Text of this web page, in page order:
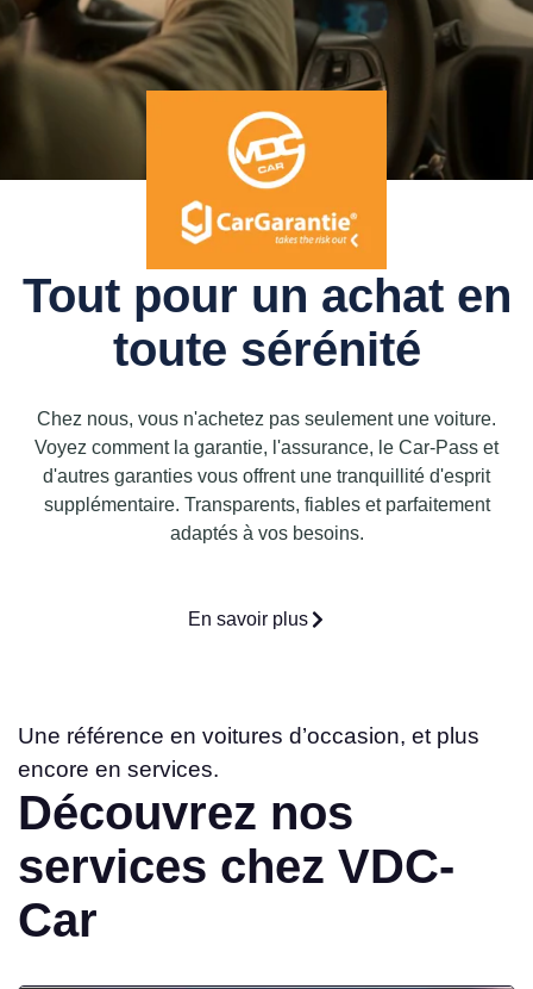
Tout pour un achat en
toute sérénité
Chez nous, vous n'achetez pas seulement une voiture.
Voyez comment la garantie, l'assurance, le Car-Pass et
d'autres garanties vous offrent une tranquillité d'esprit
supplémentaire. Transparents, fiables et parfaitement
adaptés à vos besoins.
En savoir plus
Une référence en voitures d’occasion, et plus
encore en services.
Découvrez nos
services chez VDC-
Car